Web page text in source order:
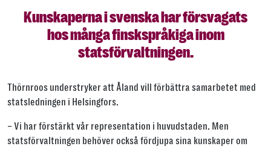
Kunskaperna i svenska har försvagats
hos många finskspråkiga inom
statsförvaltningen.
Thörnroos understryker att Åland vill förbättra samarbetet med
statsledningen i Helsingfors.
– Vi har förstärkt vår representation i huvudstaden. Men
statsförvaltningen behöver också fördjupa sina kunskaper om